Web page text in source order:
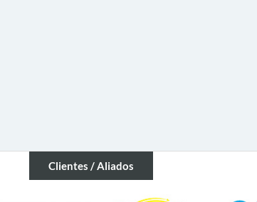
Clientes / Aliados